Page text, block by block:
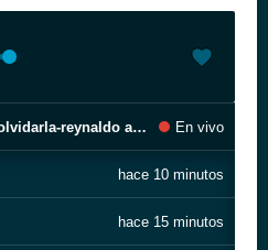
me emborrache pa olvidarla-reynaldo armas 01-2012 En vivo
hace 10 minutos
hace 15 minutos